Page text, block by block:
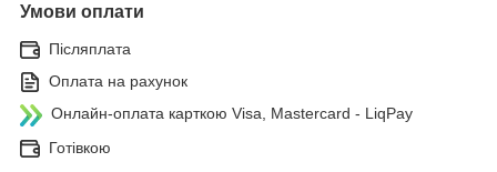
Умови оплати
Післяплата
Оплата на рахунок
Онлайн-оплата карткою Visa, Mastercard - LiqPay
Готівкою